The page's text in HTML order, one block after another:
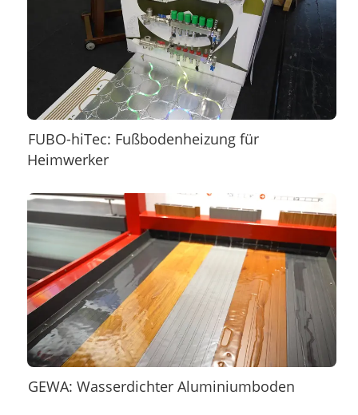
FUBO-hiTec: Fußbodenheizung für
Heimwerker
GEWA: Wasserdichter Aluminiumboden